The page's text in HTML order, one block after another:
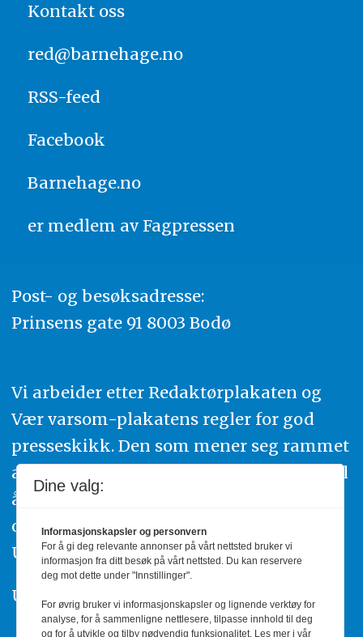
Kontakt oss
red@barnehage.no
RSS-feed
Facebook
Barnehage.no
er medlem av Fagpressen
Post- og besøksadresse:
Prinsens gate 91 8003 Bodø
Vi arbeider etter Redaktørplakaten og
Vær varsom-plakatens regler for god
presseskikk. Den som mener seg rammet
av urettmessig publisering, oppfordres til
å ta kontakt med redaksjonen. Du kan
også klage inn saker til Pressens Faglige
Utvalg,www.pfu.no.
Utgiver: PBL
Dine valg:
Informasjonskapsler og personvern
For å gi deg relevante annonser på vårt nettsted bruker vi
informasjon fra ditt besøk på vårt nettsted. Du kan reservere
deg mot dette under "Innstillinger".
For øvrig bruker vi informasjonskapsler og lignende verktøy for
analyse, for å sammenligne nettlesere, tilpasse innhold til deg
og for å utvikle og tilby nødvendig funksjonalitet. Les mer i vår